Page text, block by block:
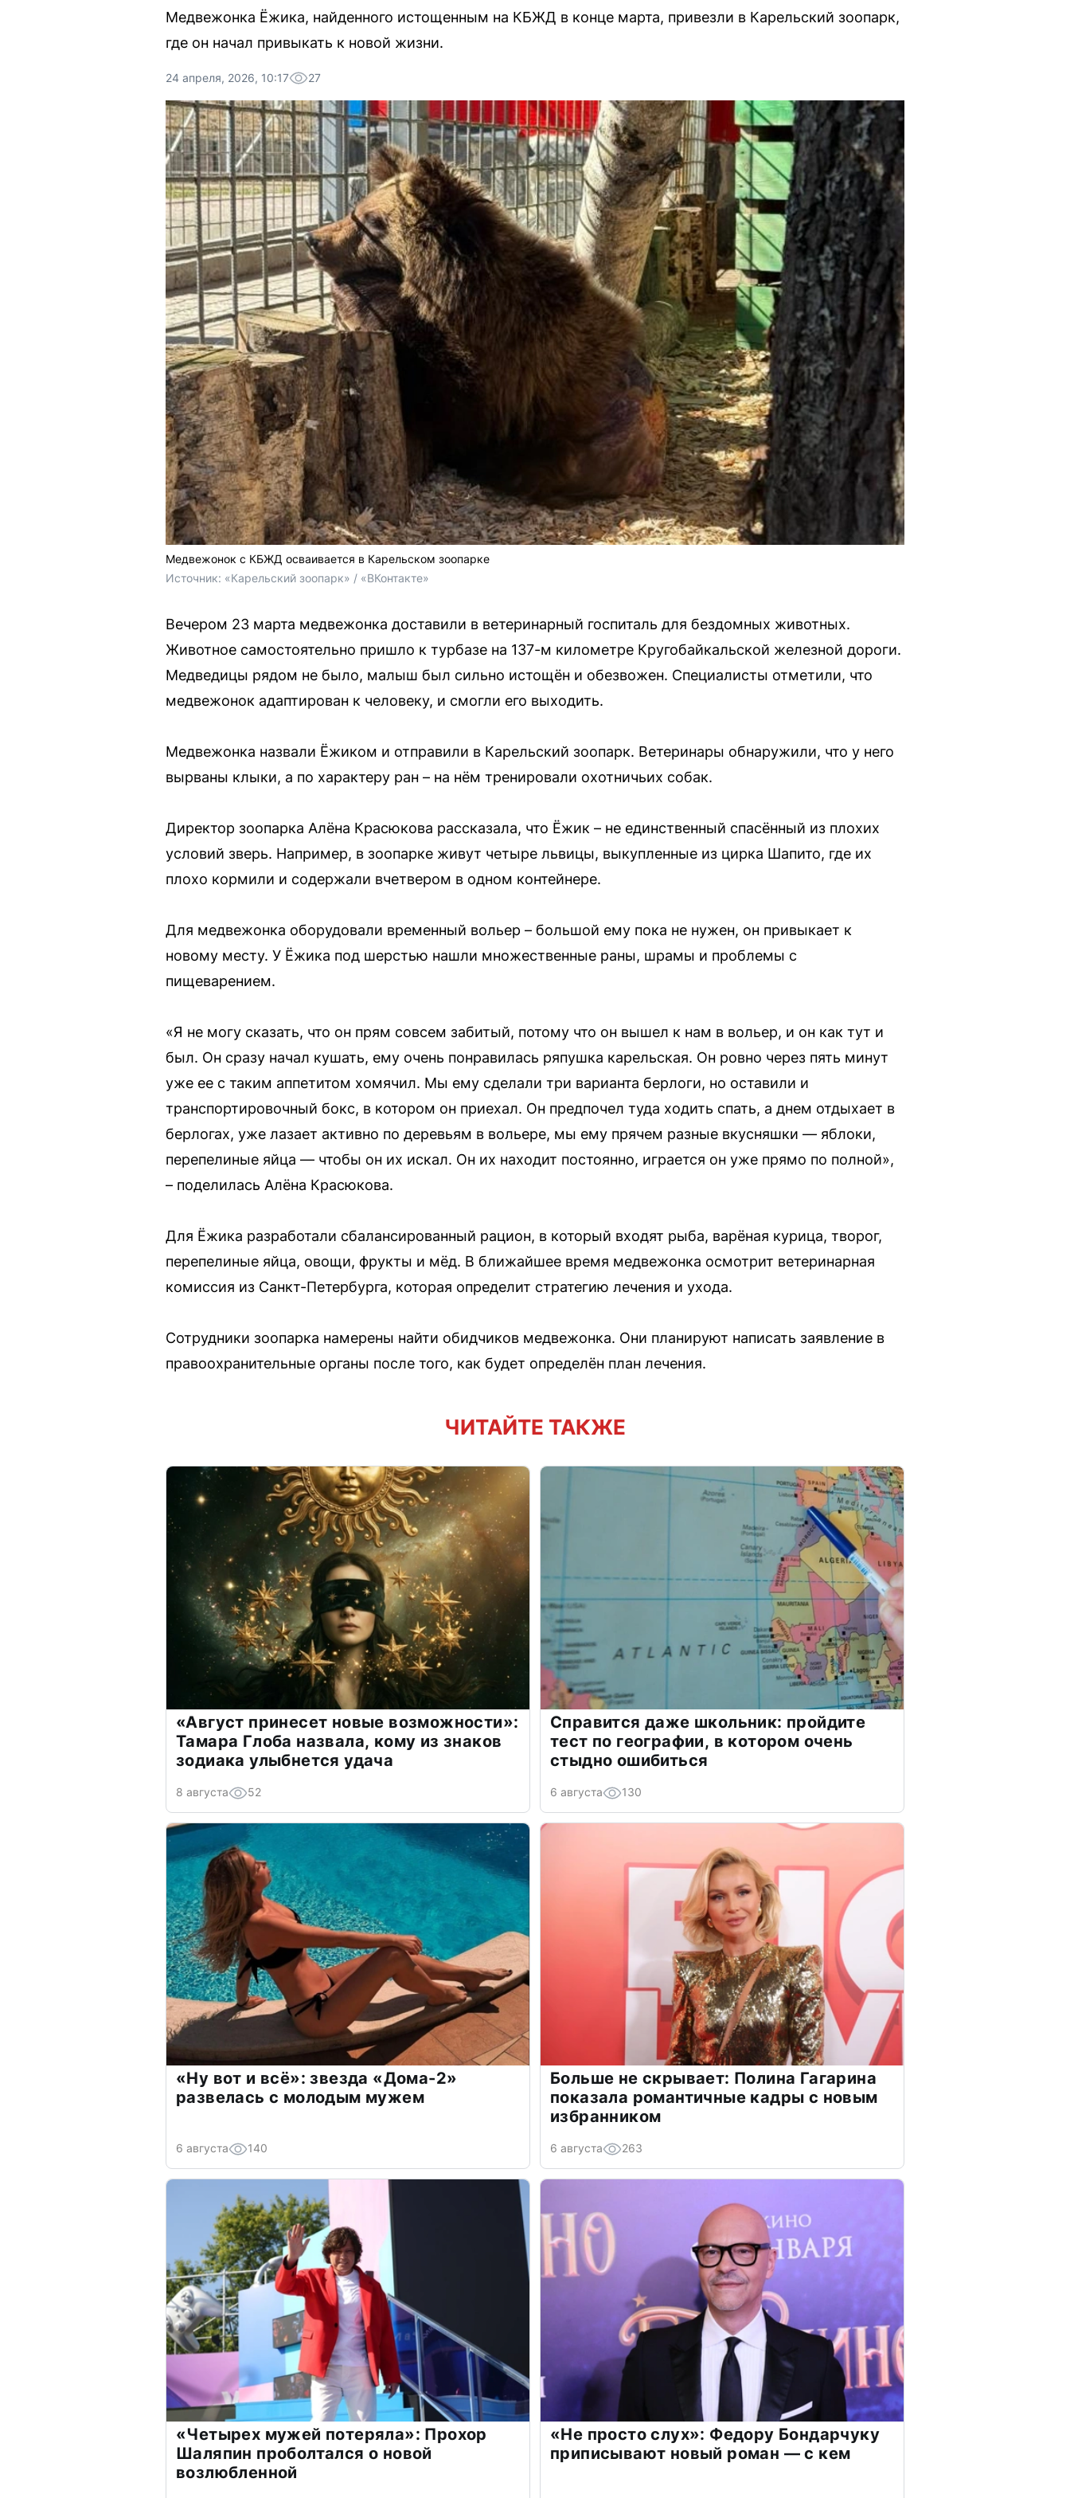
Медвежонка Ёжика, найденного истощенным на КБЖД в конце марта, привезли в Карельский зоопарк,
где он начал привыкать к новой жизни.
24 апреля, 2026, 10:17 27
Медвежонок с КБЖД осваивается в Карельском зоопарке
Источник: «Карельский зоопарк» / «ВКонтакте»
Вечером 23 марта медвежонка доставили в ветеринарный госпиталь для бездомных животных.
Животное самостоятельно пришло к турбазе на 137-м километре Кругобайкальской железной дороги.
Медведицы рядом не было, малыш был сильно истощён и обезвожен. Специалисты отметили, что
медвежонок адаптирован к человеку, и смогли его выходить.
Медвежонка назвали Ёжиком и отправили в Карельский зоопарк. Ветеринары обнаружили, что у него
вырваны клыки, а по характеру ран – на нём тренировали охотничьих собак.
Директор зоопарка Алёна Красюкова рассказала, что Ёжик – не единственный спасённый из плохих
условий зверь. Например, в зоопарке живут четыре львицы, выкупленные из цирка Шапито, где их
плохо кормили и содержали вчетвером в одном контейнере.
Для медвежонка оборудовали временный вольер – большой ему пока не нужен, он привыкает к
новому месту. У Ёжика под шерстью нашли множественные раны, шрамы и проблемы с
пищеварением.
«Я не могу сказать, что он прям совсем забитый, потому что он вышел к нам в вольер, и он как тут и
был. Он сразу начал кушать, ему очень понравилась ряпушка карельская. Он ровно через пять минут
уже ее с таким аппетитом хомячил. Мы ему сделали три варианта берлоги, но оставили и
транспортировочный бокс, в котором он приехал. Он предпочел туда ходить спать, а днем отдыхает в
берлогах, уже лазает активно по деревьям в вольере, мы ему прячем разные вкусняшки — яблоки,
перепелиные яйца — чтобы он их искал. Он их находит постоянно, играется он уже прямо по полной»,
– поделилась Алёна Красюкова.
Для Ёжика разработали сбалансированный рацион, в который входят рыба, варёная курица, творог,
перепелиные яйца, овощи, фрукты и мёд. В ближайшее время медвежонка осмотрит ветеринарная
комиссия из Санкт-Петербурга, которая определит стратегию лечения и ухода.
Сотрудники зоопарка намерены найти обидчиков медвежонка. Они планируют написать заявление в
правоохранительные органы после того, как будет определён план лечения.
ЧИТАЙТЕ ТАКЖЕ
«Август принесет новые возможности»:
Тамара Глоба назвала, кому из знаков
зодиака улыбнется удача
8 августа 52
Справится даже школьник: пройдите
тест по географии, в котором очень
стыдно ошибиться
6 августа 130
«Ну вот и всё»: звезда «Дома-2»
развелась с молодым мужем
6 августа 140
Больше не скрывает: Полина Гагарина
показала романтичные кадры с новым
избранником
6 августа 263
«Четырех мужей потеряла»: Прохор
Шаляпин проболтался о новой
возлюбленной
«Не просто слух»: Федору Бондарчуку
приписывают новый роман — с кем